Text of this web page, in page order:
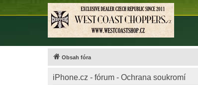
Obsah fóra
iPhone.cz - fórum - Ochrana soukromí